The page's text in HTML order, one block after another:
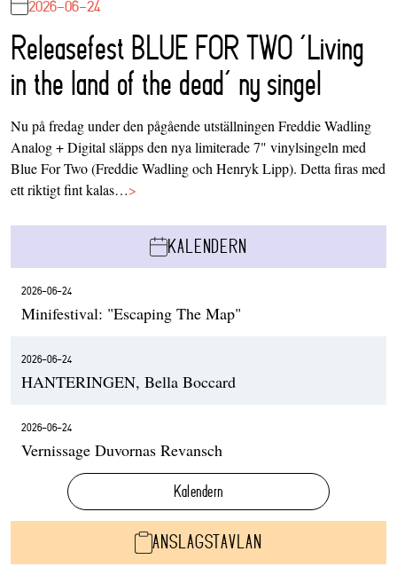
2026-06-24
Releasefest BLUE FOR TWO ‘Living
in the land of the dead’ ny singel
Nu på fredag under den pågående utställningen Freddie Wadling
Analog + Digital släpps den nya limiterade 7" vinylsingeln med
Blue For Two (Freddie Wadling och Henryk Lipp). Detta firas med
ett riktigt fint kalas…>
KALENDERN
2026-06-24
Minifestival: "Escaping The Map"
2026-06-24
HANTERINGEN, Bella Boccard
2026-06-24
Vernissage Duvornas Revansch
Kalendern
ANSLAGSTAVLAN